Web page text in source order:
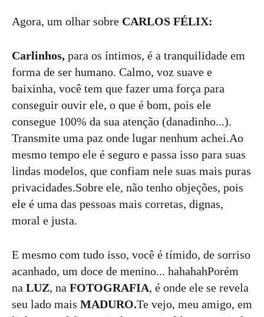
Agora, um olhar sobre CARLOS FÉLIX:
Carlinhos, para os íntimos, é a tranquilidade em
forma de ser humano. Calmo, voz suave e
baixinha, você tem que fazer uma força para
conseguir ouvir ele, o que é bom, pois ele
consegue 100% da sua atenção (danadinho...).
Transmite uma paz onde lugar nenhum achei.Ao
mesmo tempo ele é seguro e passa isso para suas
lindas modelos, que confiam nele suas mais puras
privacidades.Sobre ele, não tenho objeções, pois
ele é uma das pessoas mais corretas, dignas,
moral e justa.
E mesmo com tudo isso, você é tímido, de sorriso
acanhado, um doce de menino... hahahahPorém
na LUZ, na FOTOGRAFIA, é onde ele se revela
seu lado mais MADURO.Te vejo, meu amigo, em